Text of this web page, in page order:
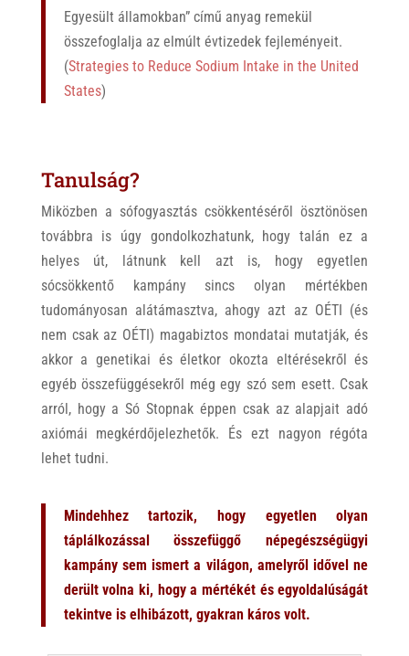
Egyesült államokban” című anyag remekül
összefoglalja az elmúlt évtizedek fejleményeit.
(Strategies to Reduce Sodium Intake in the United
States)
Tanulság?
Miközben a sófogyasztás csökkentéséről ösztönösen
továbbra is úgy gondolkozhatunk, hogy talán ez a
helyes út, látnunk kell azt is, hogy egyetlen
sócsökkentő kampány sincs olyan mértékben
tudományosan alátámasztva, ahogy azt az OÉTI (és
nem csak az OÉTI) magabiztos mondatai mutatják, és
akkor a genetikai és életkor okozta eltérésekről és
egyéb összefüggésekről még egy szó sem esett. Csak
arról, hogy a Só Stopnak éppen csak az alapjait adó
axiómái megkérdőjelezhetők. És ezt nagyon régóta
lehet tudni.
Mindehhez tartozik, hogy egyetlen olyan
táplálkozással összefüggő népegészségügyi
kampány sem ismert a világon, amelyről idővel ne
derült volna ki, hogy a mértékét és egyoldalúságát
tekintve is elhibázott, gyakran káros volt.